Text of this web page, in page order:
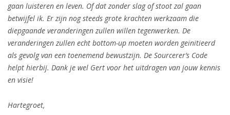
gaan luisteren en leven. Of dat zonder slag of stoot zal gaan
betwijfel ik. Er zijn nog steeds grote krachten werkzaam die
diepgaande veranderingen zullen willen tegenwerken. De
veranderingen zullen echt bottom-up moeten worden geinitieerd
als gevolg van een toenemend bewustzijn. De Sourcerer’s Code
helpt hierbij. Dank je wel Gert voor het uitdragen van jouw kennis
en visie!
Hartegroet,